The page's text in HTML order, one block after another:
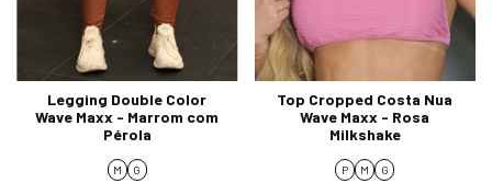
Legging Double Color
Wave Maxx - Marrom com
Pérola
M G
Top Cropped Costa Nua
Wave Maxx - Rosa
Milkshake
P M G